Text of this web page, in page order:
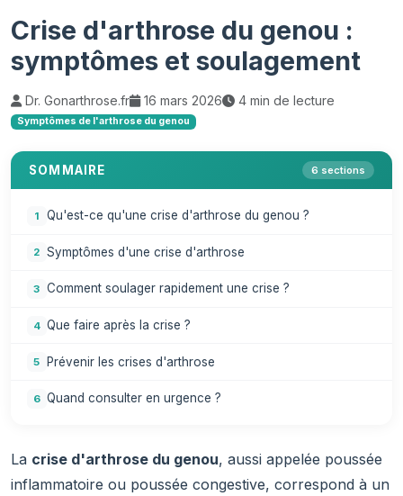
Crise d'arthrose du genou :
symptômes et soulagement
Dr. Gonarthrose.fr 16 mars 2026 4 min de lecture
Symptômes de l'arthrose du genou
SOMMAIRE 6 sections
Qu'est-ce qu'une crise d'arthrose du genou ?
Symptômes d'une crise d'arthrose
Comment soulager rapidement une crise ?
Que faire après la crise ?
Prévenir les crises d'arthrose
Quand consulter en urgence ?
La crise d'arthrose du genou, aussi appelée poussée
inflammatoire ou poussée congestive, correspond à un